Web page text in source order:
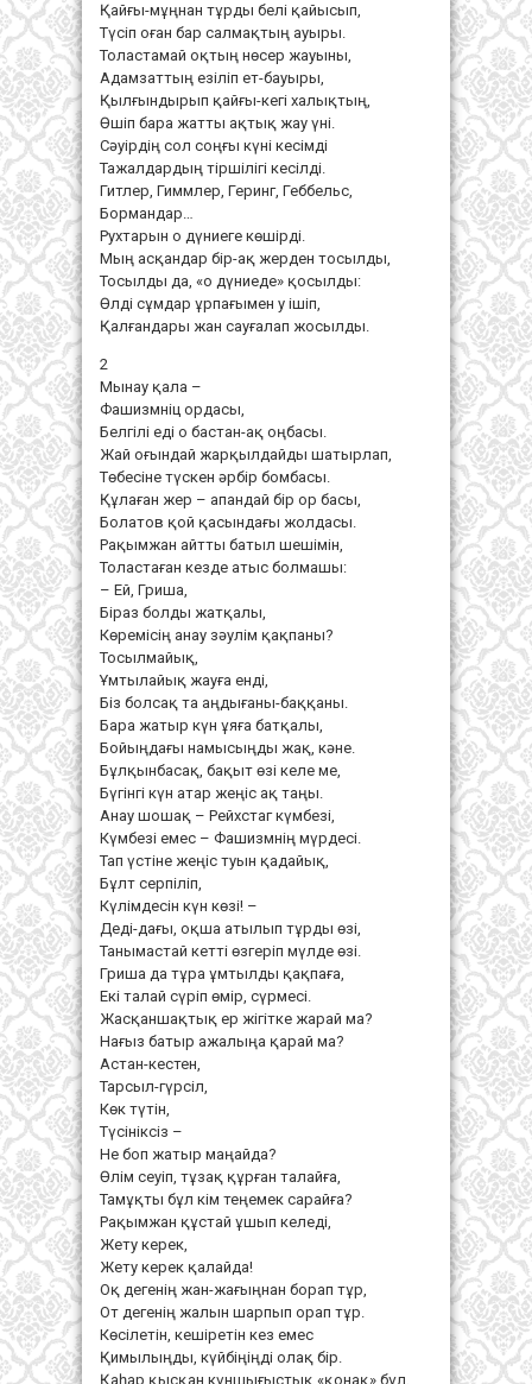
Қайғы-мұңнан тұрды белі қайысып,
Түсіп оған бар салмақтың ауыры.
Толастамай оқтың нөсер жауыны,
Адамзаттың езіліп ет-бауыры,
Қылғындырып қайғы-кегі халықтың,
Өшіп бара жатты ақтық жау үні.
Сәуірдің сол соңғы күні кесімді
Тажалдардың тіршілігі кесілді.
Гитлер, Гиммлер, Геринг, Геббельс,
Бормандар…
Рухтарын о дүниеге көшірді.
Мың асқандар бір-ақ жерден тосылды,
Тосылды да, «о дүниеде» қосылды:
Өлді сұмдар ұрпағымен у ішіп,
Қалғандары жан сауғалап жосылды.
2
Мынау қала –
Фашизмніц ордасы,
Белгілі еді о бастан-ақ оңбасы.
Жай оғындай жарқылдайды шатырлап,
Төбесіне түскен әрбір бомбасы.
Құлаған жер – апандай бір ор басы,
Болатов қой қасындағы жолдасы.
Рақымжан айтты батыл шешімін,
Толастаған кезде атыс болмашы:
– Ей, Гриша,
Біраз болды жатқалы,
Көремісің анау зәулім қақпаны?
Тосылмайық,
Ұмтылайық жауға енді,
Біз болсақ та аңдығаны-баққаны.
Бара жатыр күн ұяға батқалы,
Бойыңдағы намысыңды жақ, кәне.
Бұлқынбасақ, бақыт өзі келе ме,
Бүгінгі күн атар жеңіс ақ таңы.
Анау шошақ – Рейхстаг күмбезі,
Күмбезі емес – Фашизмнің мүрдесі.
Тап үстіне жеңіс туын қадайық,
Бұлт серпіліп,
Күлімдесін күн көзі! –
Деді-дағы, оқша атылып тұрды өзі,
Танымастай кетті өзгеріп мүлде өзі.
Гриша да тұра ұмтылды қақпаға,
Екі талай сүріп өмір, сүрмесі.
Жасқаншақтық ер жігітке жарай ма?
Нағыз батыр ажалыңа қарай ма?
Астан-кестен,
Тарсыл-гүрсіл,
Көк түтін,
Түсініксіз –
Не боп жатыр маңайда?
Өлім сеуіп, тұзақ құрған талайға,
Тамұқты бұл кім теңемек сарайға?
Рақымжан құстай ұшып келеді,
Жету керек,
Жету керек қалайда!
Оқ дегенің жан-жағыңнан борап тұр,
От дегенің жалын шарпып орап тұр.
Көсілетін, кешіретін кез емес
Қимылыңды, күйбіңіңді олақ бір.
Қаһар қысқан күншығыстық «қонақ» бұл,